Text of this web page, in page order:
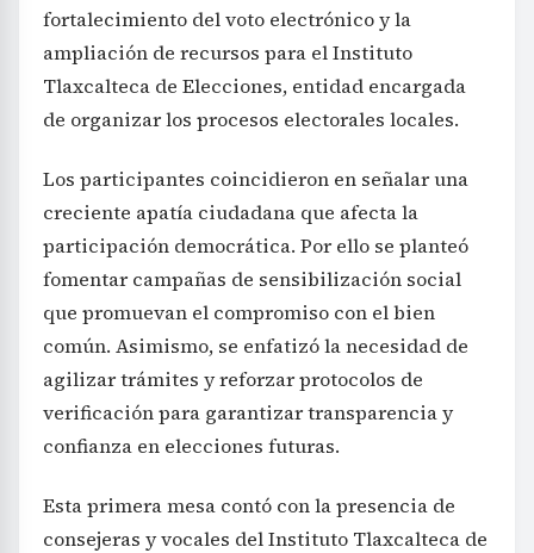
fortalecimiento del voto electrónico y la
ampliación de recursos para el Instituto
Tlaxcalteca de Elecciones, entidad encargada
de organizar los procesos electorales locales.
Los participantes coincidieron en señalar una
creciente apatía ciudadana que afecta la
participación democrática. Por ello se planteó
fomentar campañas de sensibilización social
que promuevan el compromiso con el bien
común. Asimismo, se enfatizó la necesidad de
agilizar trámites y reforzar protocolos de
verificación para garantizar transparencia y
confianza en elecciones futuras.
Esta primera mesa contó con la presencia de
consejeras y vocales del Instituto Tlaxcalteca de